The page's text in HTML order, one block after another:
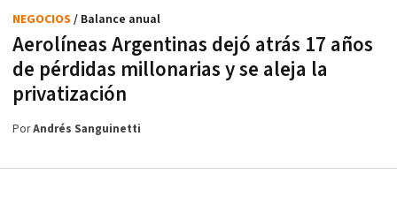
Aerolíneas Argentinas dejó atrás 17 años
de pérdidas millonarias y se aleja la
privatización
NEGOCIOS / Balance anual
PorAndrés Sanguinetti